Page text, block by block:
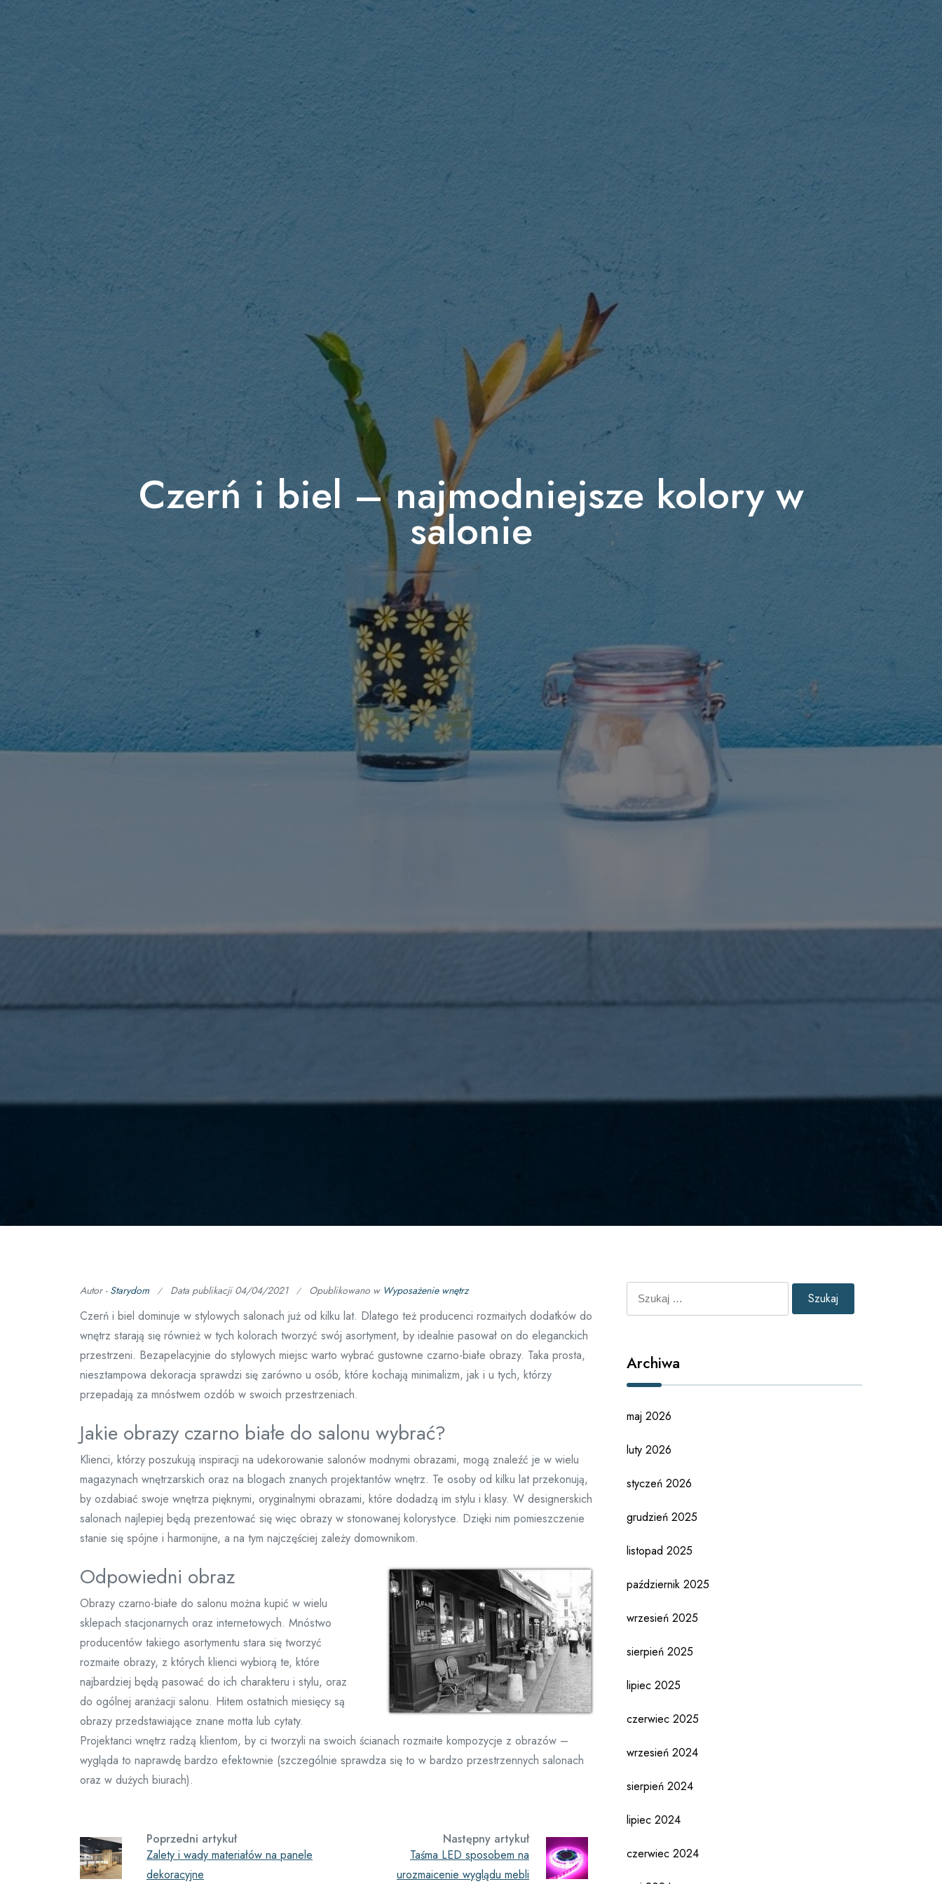
Czerń i biel – najmodniejsze kolory w
salonie
Autor - Starydom Data publikacji 04/04/2021 Opublikowano w Wyposażenie wnętrz
Czerń i biel dominuje w stylowych salonach już od kilku lat. Dlatego też producenci rozmaitych dodatków do
wnętrz starają się również w tych kolorach tworzyć swój asortyment, by idealnie pasował on do eleganckich
przestrzeni. Bezapelacyjnie do stylowych miejsc warto wybrać gustowne czarno-białe obrazy. Taka prosta,
niesztampowa dekoracja sprawdzi się zarówno u osób, które kochają minimalizm, jak i u tych, którzy
przepadają za mnóstwem ozdób w swoich przestrzeniach.
Jakie obrazy czarno białe do salonu wybrać?
Klienci, którzy poszukują inspiracji na udekorowanie salonów modnymi obrazami, mogą znaleźć je w wielu
magazynach wnętrzarskich oraz na blogach znanych projektantów wnętrz. Te osoby od kilku lat przekonują,
by ozdabiać swoje wnętrza pięknymi, oryginalnymi obrazami, które dodadzą im stylu i klasy. W designerskich
salonach najlepiej będą prezentować się więc obrazy w stonowanej kolorystyce. Dzięki nim pomieszczenie
stanie się spójne i harmonijne, a na tym najczęściej zależy domownikom.
Odpowiedni obraz
Obrazy czarno-białe do salonu można kupić w wielu
sklepach stacjonarnych oraz internetowych. Mnóstwo
producentów takiego asortymentu stara się tworzyć
rozmaite obrazy, z których klienci wybiorą te, które
najbardziej będą pasować do ich charakteru i stylu, oraz
do ogólnej aranżacji salonu. Hitem ostatnich miesięcy są
obrazy przedstawiające znane motta lub cytaty.
Projektanci wnętrz radzą klientom, by ci tworzyli na swoich ścianach rozmaite kompozycje z obrazów –
wygląda to naprawdę bardzo efektownie (szczególnie sprawdza się to w bardzo przestrzennych salonach
oraz w dużych biurach).
Poprzedni artykuł
Zalety i wady materiałów na panele
dekoracyjne
Następny artykuł
Taśma LED sposobem na
urozmaicenie wyglądu mebli
Archiwa
maj 2026
luty 2026
styczeń 2026
grudzień 2025
listopad 2025
październik 2025
wrzesień 2025
sierpień 2025
lipiec 2025
czerwiec 2025
wrzesień 2024
sierpień 2024
lipiec 2024
czerwiec 2024